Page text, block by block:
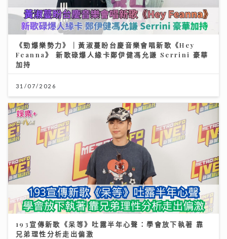
《勁爆樂勢力》｜黃淑蔓盼台慶音樂會唱新歌《Hey
Feanna》 新歌碌爆人緣卡鄭伊健馮允謙 Serrini 豪華
加持
31/07/2026
193宣傳新歌《呆等》吐露半年心聲：學會放下執著 靠
兄弟理性分析走出偏激